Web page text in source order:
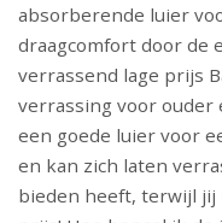
absorberende luier
draagcomfort door de
verrassend lage prijs
verrassing voor ouder
een goede luier voor
en kan zich laten
bieden heeft, terwijl jij